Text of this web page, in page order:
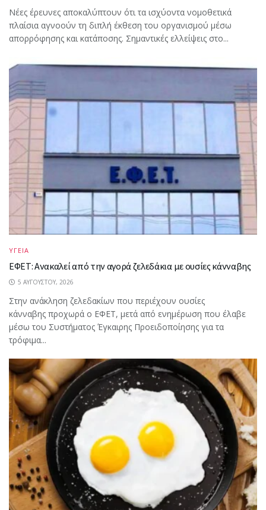
Νέες έρευνες αποκαλύπτουν ότι τα ισχύοντα νομοθετικά
πλαίσια αγνοούν τη διπλή έκθεση του οργανισμού μέσω
απορρόφησης και κατάποσης. Σημαντικές ελλείψεις στο...
ΥΓΕΙΑ
ΕΦΕΤ: Ανακαλεί από την αγορά ζελεδάκια με ουσίες κάνναβης
5 ΑΥΓΟΎΣΤΟΥ, 2026
Στην ανάκληση ζελεδακίων που περιέχουν ουσίες
κάνναβης προχωρά ο ΕΦΕΤ, μετά από ενημέρωση που έλαβε
μέσω του Συστήματος Έγκαιρης Προειδοποίησης για τα
τρόφιμα...